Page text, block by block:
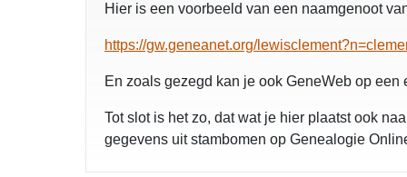
Hier is een voorbeeld van een naamgenoot
https://gw.geneanet.org/
En zoals gezegd kan je ook GeneWeb op
Tot slot is het zo, dat wat je hier plaatst ook
gegevens uit stambomen op Genealogie